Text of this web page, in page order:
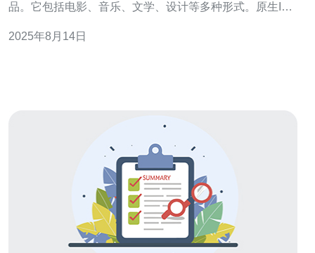
品。它包括电影、音乐、文学、设计等多种形式。原生IP
益和市场竞争力。 2. 原生IP的重要性 原生IP在香港的文化
2025年8月14日